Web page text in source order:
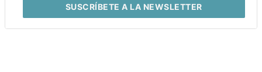
SUSCRÍBETEA LA NEWSLETTER